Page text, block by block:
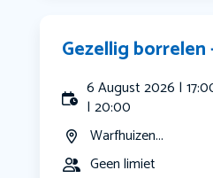
Gezellig
6 August 2026 |
| 20:00
Warfhuizen...
Geen limiet